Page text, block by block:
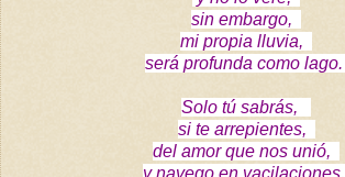
sin embargo,
mi propia lluvia,
será profunda como lago.
Solo tú sabrás,
si te arrepientes,
del amor que nos unió,
y navego en vacilaciones,